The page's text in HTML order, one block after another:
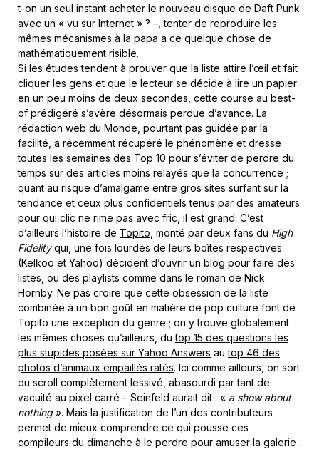
t-on un seul instant acheter le nouveau disque de Daft Punk
avec un « vu sur Internet » ? –, tenter de reproduire les
mêmes mécanismes à la papa a ce quelque chose de
mathématiquement risible.
Si les études tendent à prouver que la liste attire l’œil et fait
cliquer les gens et que le lecteur se décide à lire un papier
en un peu moins de deux secondes, cette course au best-
of prédigéré s’avère désormais perdue d’avance. La
rédaction web du Monde, pourtant pas guidée par la
facilité, a récemment récupéré le phénomène et dresse
toutes les semaines des Top 10 pour s’éviter de perdre du
temps sur des articles moins relayés que la concurrence ;
quant au risque d’amalgame entre gros sites surfant sur la
tendance et ceux plus confidentiels tenus par des amateurs
pour qui clic ne rime pas avec fric, il est grand. C’est
d’ailleurs l’histoire de Topito , monté par deux fans du High
Fidelityqui, une fois lourdés de leurs boîtes respectives
(Kelkoo et Yahoo) décident d’ouvrir un blog pour faire des
listes, ou des playlists comme dans le roman de Nick
Hornby. Ne pas croire que cette obsession de la liste
combinée à un bon goût en matière de pop culture font de
Topito une exception du genre ; on y trouve globalement
les mêmes choses qu’ailleurs, dutop 15 des questions les
plus stupides posées sur Yahoo Answers autop 46 des
photos d’animaux empaillés ratés. Ici comme ailleurs, on sort
du scroll complètement lessivé, abasourdi par tant de
vacuité au pixel carré – Seinfeld aurait dit : « a show about
nothing». Mais la justification de l’un des contributeurs
permet de mieux comprendre ce qui pousse ces
compileurs du dimanche à le perdre pour amuser la galerie :